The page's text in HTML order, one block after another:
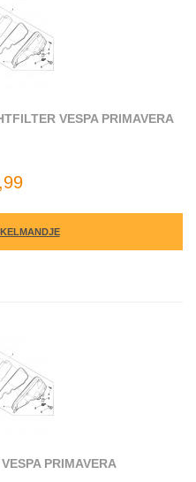
VESPA PRIMAVERA
PRIMAVERA